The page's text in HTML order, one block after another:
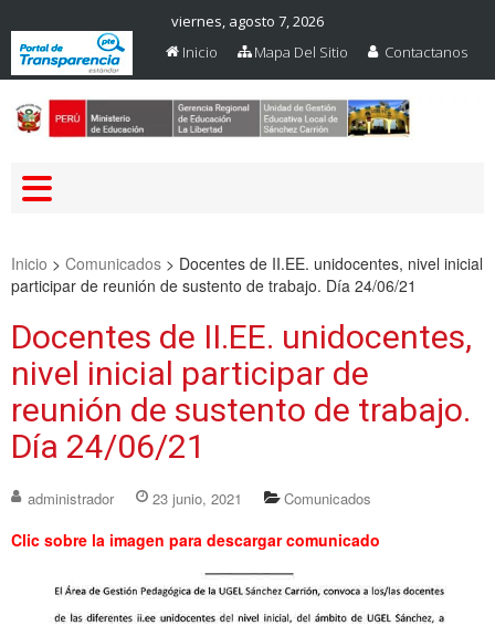
viernes, agosto 7, 2026
Inicio
Mapa Del Sitio Contactanos
Inicio > Comunicados > Docentes de II.EE. unidocentes, nivel inicial
participar de reunión de sustento de trabajo. Día 24/06/21
Docentes de II.EE. unidocentes,
nivel inicial participar de
reunión de sustento de trabajo.
Día 24/06/21
administrador 23 junio, 2021 Comunicados
Clic sobre la imagen para descargar comunicado